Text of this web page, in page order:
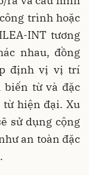
trình hoặc
INT tương
nhau, đồng
định vị vị trí
biến từ và đặc
từ hiện đại. Xu
sử dụng cộng
an toàn đặc